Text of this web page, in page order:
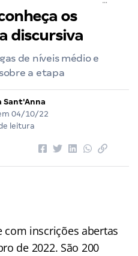
os
discursiva
de níveis médio e
a etapa
Sant'Anna
04/10/22
leitura
com inscrições abertas
de 2022. São 200